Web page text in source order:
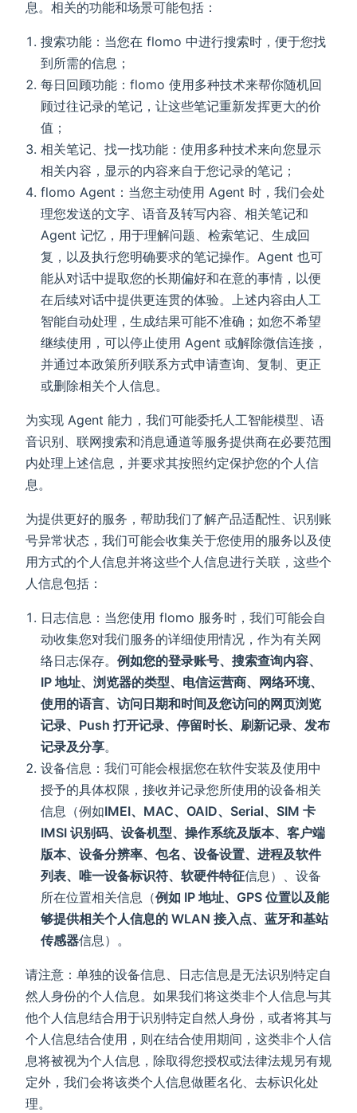
息。相关的功能和场景可能包括：
搜索功能：当您在 flomo 中进行搜索时，便于您找
到所需的信息；
每日回顾功能：flomo 使用多种技术来帮你随机回
顾过往记录的笔记，让这些笔记重新发挥更大的价
值；
相关笔记、找一找功能：使用多种技术来向您显示
相关内容，显示的内容来自于您记录的笔记；
flomo Agent：当您主动使用 Agent 时，我们会处
理您发送的文字、语音及转写内容、相关笔记和
Agent 记忆，用于理解问题、检索笔记、生成回
复，以及执行您明确要求的笔记操作。Agent 也可
能从对话中提取您的长期偏好和在意的事情，以便
在后续对话中提供更连贯的体验。上述内容由人工
智能自动处理，生成结果可能不准确；如您不希望
继续使用，可以停止使用 Agent 或解除微信连接，
并通过本政策所列联系方式申请查询、复制、更正
或删除相关个人信息。
为实现 Agent 能力，我们可能委托人工智能模型、语
音识别、联网搜索和消息通道等服务提供商在必要范围
内处理上述信息，并要求其按照约定保护您的个人信
息。
为提供更好的服务，帮助我们了解产品适配性、识别账
号异常状态，我们可能会收集关于您使用的服务以及使
用方式的个人信息并将这些个人信息进行关联，这些个
人信息包括：
日志信息：当您使用 flomo 服务时，我们可能会自
动收集您对我们服务的详细使用情况，作为有关网
络日志保存。例如您的登录账号、搜索查询内容、
IP 地址、浏览器的类型、电信运营商、网络环境、
使用的语言、访问日期和时间及您访问的网页浏览
记录、Push 打开记录、停留时长、刷新记录、发布
记录及分享。
设备信息：我们可能会根据您在软件安装及使用中
授予的具体权限，接收并记录您所使用的设备相关
信息（例如IMEI、MAC、OAID、Serial、SIM 卡
IMSI 识别码、设备机型、操作系统及版本、客户端
版本、设备分辨率、包名、设备设置、进程及软件
列表、唯一设备标识符、软硬件特征信息）、设备
所在位置相关信息（例如 IP 地址、GPS 位置以及能
够提供相关个人信息的 WLAN 接入点、蓝牙和基站
传感器信息）。
请注意：单独的设备信息、日志信息是无法识别特定自
然人身份的个人信息。如果我们将这类非个人信息与其
他个人信息结合用于识别特定自然人身份，或者将其与
个人信息结合使用，则在结合使用期间，这类非个人信
息将被视为个人信息，除取得您授权或法律法规另有规
定外，我们会将该类个人信息做匿名化、去标识化处
理。